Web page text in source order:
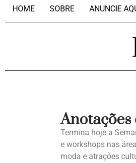
HOME SOBRE ANUNCIE
Termina hoje a
e workshops nas
moda e atrações